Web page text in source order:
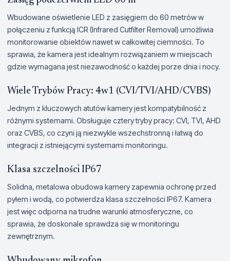
Wbudowane oświetlenie LED z zasięgiem do 60 metrów w
połączeniu z funkcją ICR (Infrared Cutfilter Removal) umożliwia
monitorowanie obiektów nawet w całkowitej ciemności. To
sprawia, że kamera jest idealnym rozwiązaniem w miejscach
gdzie wymagana jest niezawodność o każdej porze dnia i nocy.
Wiele Trybów Pracy: 4w1 (CVI/TVI/AHD/CVBS)
Jednym z kluczowych atutów kamery jest kompatybilność z
różnymi systemami. Obsługuje cztery tryby pracy: CVI, TVI, AHD
oraz CVBS, co czyni ją niezwykle wszechstronną i łatwą do
integracji z istniejącymi systemami monitoringu.
Klasa szczelności IP67
Solidna, metalowa obudowa kamery zapewnia ochronę przed
pyłem i wodą, co potwierdza klasa szczelności IP67. Kamera
jest więc odporna na trudne warunki atmosferyczne, co
sprawia, że doskonale sprawdza się w monitoringu
zewnętrznym.